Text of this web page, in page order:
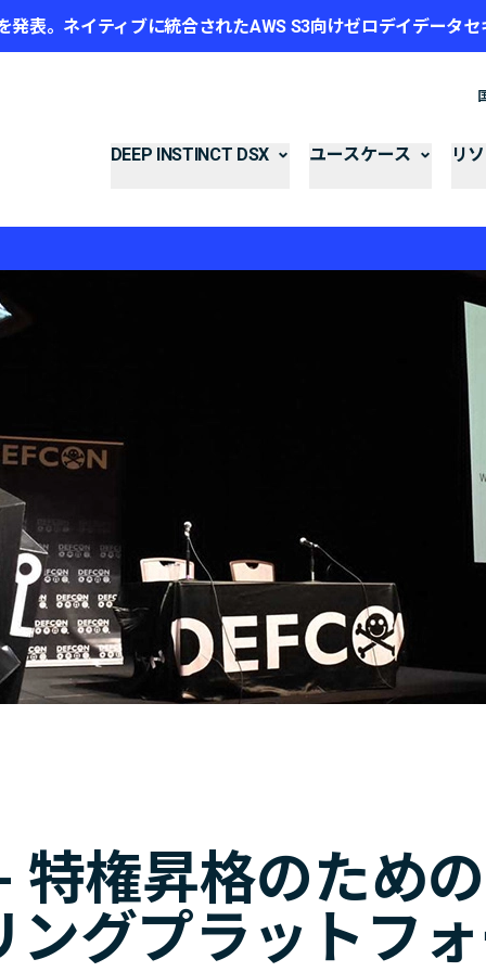
発表。ネイティブに統合されたAWS S3向けゼロデイデータセ
DEEP INSTINCT DSX ユースケース リ
特権昇格のため
ングプラットフ